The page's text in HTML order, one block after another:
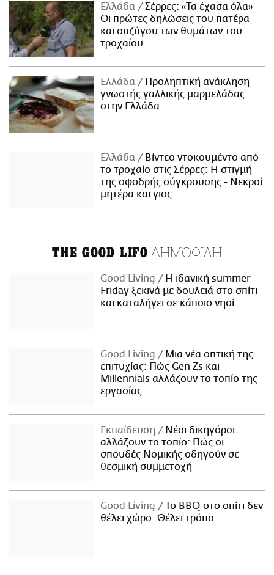
Ελλάδα
Σέρρες: «Τα έχασα όλα» -
Οι πρώτες δηλώσεις του πατέρα
και συζύγου των θυμάτων του
τροχαίου
Ελλάδα
Προληπτική ανάκληση
γνωστής γαλλικής μαρμελάδας
στην Ελλάδα
Ελλάδα
Βίντεο ντοκουμέντο από
το τροχαίο στις Σέρρες: Η στιγμή
της σφοδρής σύγκρουσης - Νεκροί
μητέρα και γιος
THE GOOD LIFO ΔΗΜΟΦΙΛΗ
Good Living
Η ιδανική summer
Friday ξεκινά με δουλειά στο σπίτι
και καταλήγει σε κάποιο νησί
Good Living
Μια νέα οπτική της
επιτυχίας: Πώς Gen Zs και
Millennials αλλάζουν το τοπίο της
εργασίας
Εκπαίδευση
Νέοι δικηγόροι
αλλάζουν το τοπίο: Πώς οι
σπουδές Νομικής οδηγούν σε
θεσμική συμμετοχή
Good Living
Το BBQ στο σπίτι δεν
θέλει χώρο. Θέλει τρόπο.